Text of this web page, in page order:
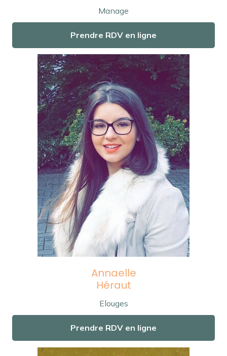
Manage
Prendre RDV en ligne
Annaelle
Héraut
Elouges
Prendre RDV en ligne